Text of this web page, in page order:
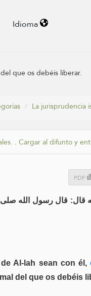
Idioma
que os debéis liberar.
La jurisprudencia
. Cargar al difunto y
PDF
قال: قال رسول الله صلى
Al-lah sean con él,
del que os debéis